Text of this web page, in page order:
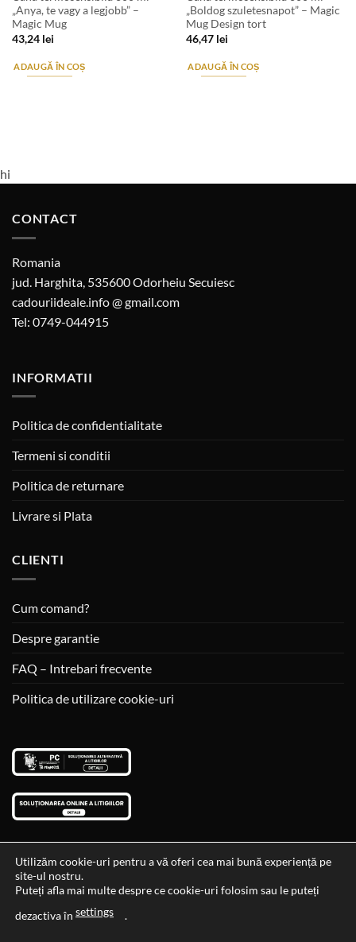
„Anya, te vagy a legjobb” –
Magic Mug
43,24 lei
ADAUGĂ ÎN COȘ
„Boldog szuletesnapot” – Magic
Mug Design tort
46,47 lei
ADAUGĂ ÎN COȘ
hi
CONTACT
Romania
jud. Harghita, 535600 Odorheiu Secuiesc
cadouriideale.info @ gmail.com
Tel: 0749-044915
INFORMATII
Politica de confidentialitate
Termeni si conditii
Politica de returnare
Livrare si Plata
CLIENTI
Cum comand?
Despre garantie
FAQ – Intrebari frecvente
Politica de utilizare cookie-uri
Data si ora ultimei actualizari al stocului si ale preturilor: 29-12-
Utilizăm cookie-uri pentru a vă oferi cea mai bună experiență pe
site-ul nostru.
Puteți afla mai multe despre ce cookie-uri folosim sau le puteți
dezactiva în settings .